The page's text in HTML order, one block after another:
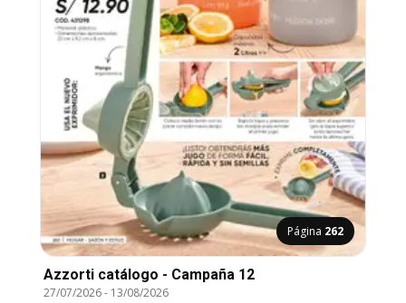
Página 262
Azzorti catálogo - Campaña 12
27/07/2026- 13/08/2026